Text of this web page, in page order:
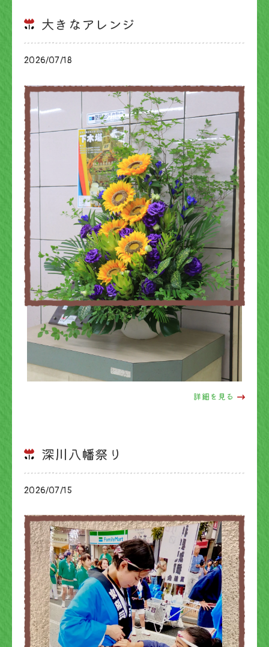
大きなアレンジ
2026/07/18
詳細を見る
深川八幡祭り
2026/07/15